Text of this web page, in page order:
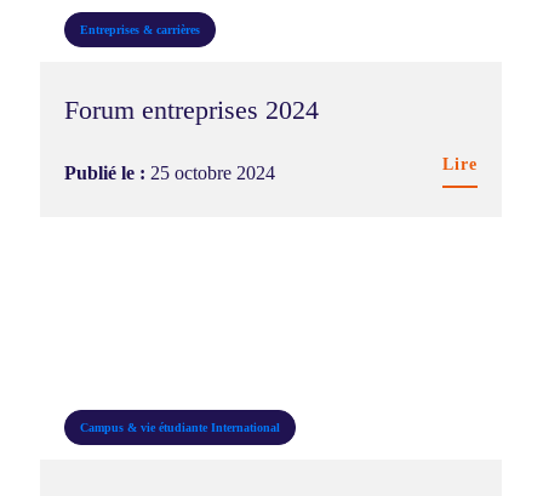
International
Recherche & innovation
Entreprises & carrières
Forum entreprises 2024
Publié le : 25 octobre 2024 Lire
Campus & vie étudiante International